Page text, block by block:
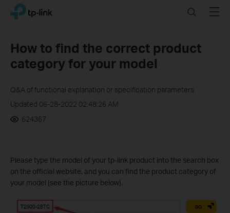
Click
navigation
TP-Link, Reliably Smart SearchMenu
How to find the correct product
category for your model
Q&A of functional explanation or specification parameters
Updated 06-28-2022 02:48:26 AM
624367
Please type the model of your tp-link product into the search box
on the official website, and you can find the product category of
your model (see the picture below).